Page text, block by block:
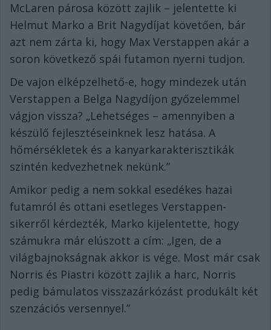
McLaren párosa között zajlik – jelentette ki
Helmut Marko a Brit Nagydíjat követően, bár
azt nem zárta ki, hogy Max Verstappen akár a
soron következő spái futamon nyerni tudjon.
De vajon elképzelhető-e, hogy mindezek után
Verstappen a Belga Nagydíjon győzelemmel
vágjon vissza? „Lehetséges – amennyiben a
készülő fejlesztéseinknek lesz hatása. A
hőmérsékletek és a kanyarkarakterisztikák
szintén kedvezhetnek nekünk.”
Amikor pedig a nem sokkal esedékes hazai
futamról és ottani esetleges Verstappen-
sikerről kérdezték, Marko kijelentette, hogy
számukra már elúszott a cím: „Igen, de a
világbajnokságnak akkor is vége. Most már csak
Norris és Piastri között zajlik a harc, Norris
pedig bámulatos visszazárkózást produkált két
szenzációs versennyel.”